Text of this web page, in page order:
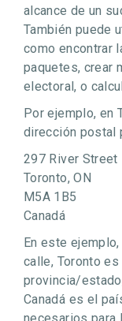
alcance de un
También puede
como encontrar
paquetes, crear
electoral, o
Por ejemplo, en
dirección postal
297 River Street
Toronto, ON
M5A 1B5
Canadá
En este
calle, Toronto
provincia/
Canadá es el